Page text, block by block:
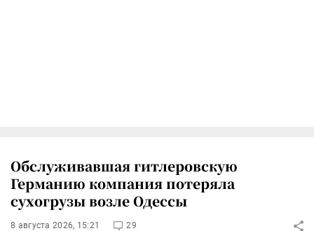
Обслуживавшая гитлеровскую
Германию компания потеряла
сухогрузы возле Одессы
8 августа 2026, 15:21 29